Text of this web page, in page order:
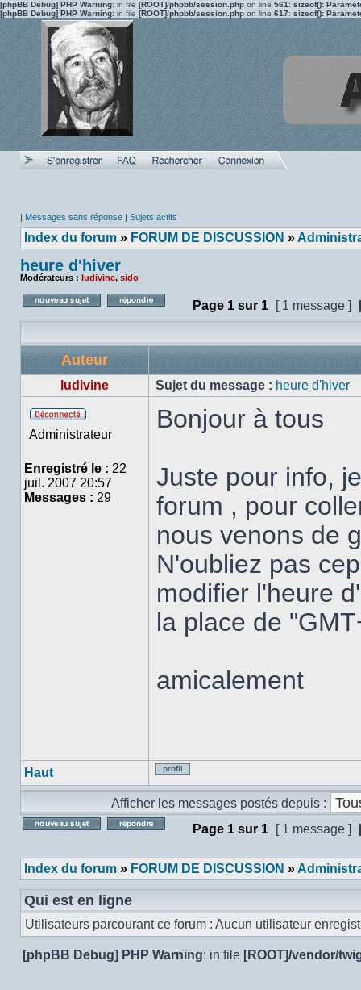
[phpBB Debug] PHP Warning: in file [ROOT]/phpbb/session.php on line 561 : sizeof():
[phpBB Debug] PHP Warning: in file [ROOT]/phpbb/session.php on line 617: sizeof():
| Messages sans réponse | Sujets actifs
Index du forum » FORUM DE DISCUSSION »
heure d'hiver
Modérateurs : ludivine, sido
Poster un nouveau sujetRépondre au sujet
Page 1 sur 1 [ 1 message ]
Auteur
ludivine Sujet du message : heure d'hiver
Hors
ligne
Administrateur
Enregistré le : 22
juil. 2007 20:57
Messages : 29
Bonjour à tous
Juste pour info,
forum , pour
nous venons de
N'oubliez pas
modifier l'heure
la place de
amicalement
Haut
Profil
Afficher les messages postés depuis :
Page 1 sur 1 [ 1 message ]
Index du forum » FORUM DE DISCUSSION »
Qui est en ligne
Utilisateurs parcourant ce forum : Aucun utilisateur
[phpBB Debug] PHP Warning: in file [ROOT]/vendor/